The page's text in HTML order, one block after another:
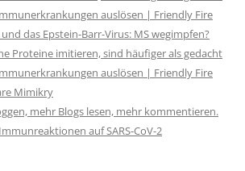
auslösen | Friendly Fire
das Epstein-Barr-Virus: MS wegimpfen?
Proteine imitieren, sind häufiger als gedacht
auslösen | Friendly Fire
Mimikry
mehr Blogs lesen, mehr kommentieren.
Immunreaktionen auf SARS-CoV-2